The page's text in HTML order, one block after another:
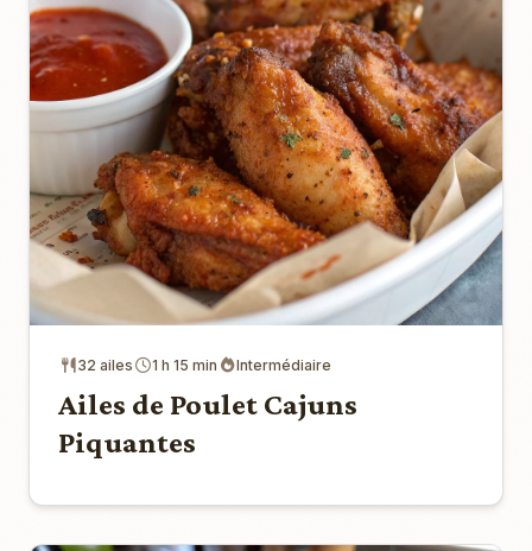
32 ailes 1 h 15 min Intermédiaire
Ailes de Poulet Cajuns
Piquantes